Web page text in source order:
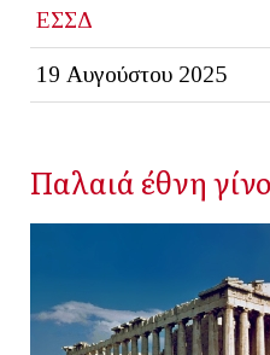
ΕΣΣΔ
19 Αυγούστου 2025
Παλαιά έθνη